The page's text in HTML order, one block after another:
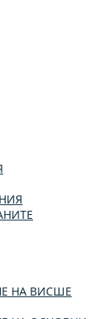
НА ВИСШЕ